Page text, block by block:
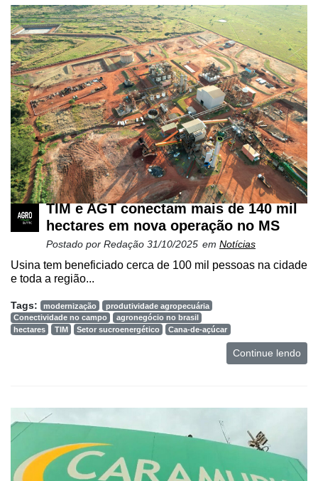
TIM e AGT conectam mais de 140 mil
hectares em nova operação no MS
Postado por Redação 31/10/2025 em Notícias
Usina tem beneficiado cerca de 100 mil pessoas na cidade
e toda a região...
Tags: modernização
produtividade agropecuária
Conectividade no campo
agronegócio no brasil
hectares
TIM Setor sucroenergético Cana-de-açúcar
Continue lendo